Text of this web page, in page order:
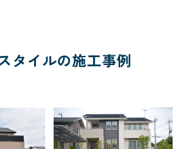
タイルの施工事例